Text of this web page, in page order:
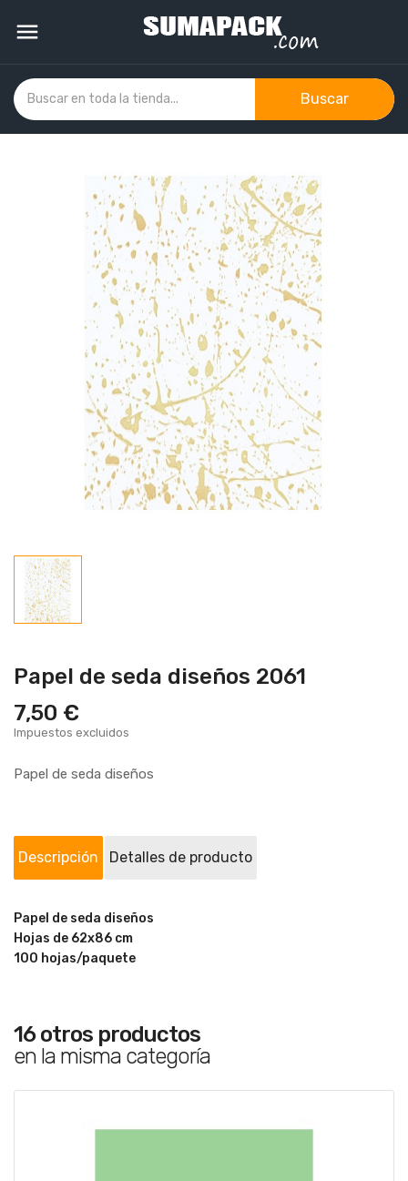

Buscar
Papel de seda diseños 2061
7,50 €
Impuestos excluidos
Papel de seda diseños
Descripción Detalles de producto
Papel de seda diseños
Hojas de 62x86 cm
100 hojas/paquete
16 otros productos
en la misma categoría